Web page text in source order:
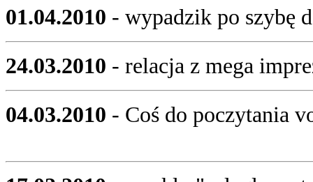
01.04.2010 - wypadzik po szybę
24.03.2010 - relacja z mega
04.03.2010 - Coś do poczytania